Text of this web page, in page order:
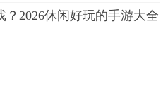
2026休闲好玩的手游大全